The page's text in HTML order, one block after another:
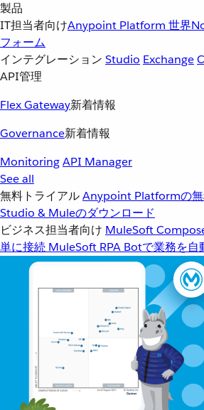
製品
IT担当者向けAnypoint Platform 世界
フォーム
インテグレーション Studio Exchange
API管理
Flex Gateway新着情報
Governance新着情報
MonitoringAPI Manager
See all
無料トライアルAnypoint Platformの無
Studio & Muleのダウンロード
ビジネス担当者向け MuleSoft
単に接続 MuleSoft RPA Botで業務を自